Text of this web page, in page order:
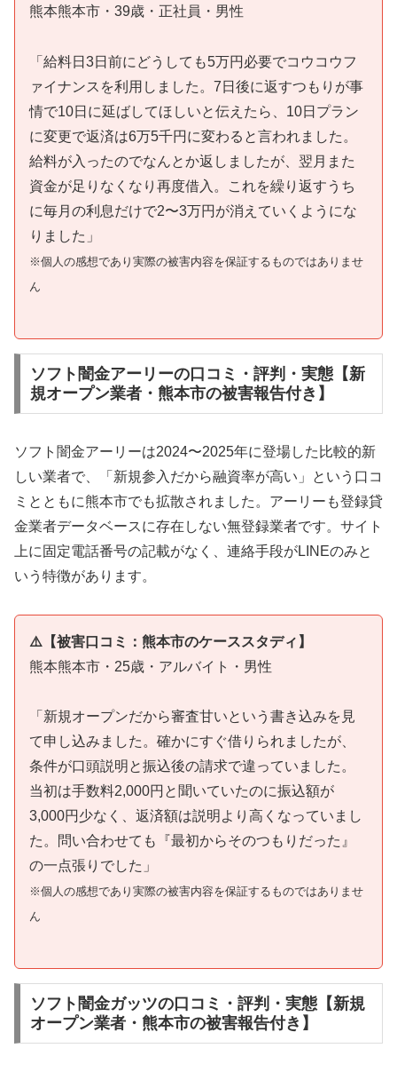
熊本熊本市・39歳・正社員・男性
「給料日3日前にどうしても5万円必要でコウコウフ
ァイナンスを利用しました。7日後に返すつもりが事
情で10日に延ばしてほしいと伝えたら、10日プラン
に変更で返済は6万5千円に変わると言われました。
給料が入ったのでなんとか返しましたが、翌月また
資金が足りなくなり再度借入。これを繰り返すうち
に毎月の利息だけで2〜3万円が消えていくようにな
りました」
※個人の感想であり実際の被害内容を保証するものではありませ
ん
ソフト闇金アーリーの口コミ・評判・実態【新
規オープン業者・熊本市の被害報告付き】
ソフト闇金アーリーは2024〜2025年に登場した比較的新
しい業者で、「新規参入だから融資率が高い」という口コ
ミとともに熊本市でも拡散されました。アーリーも登録貸
金業者データベースに存在しない無登録業者です。サイト
上に固定電話番号の記載がなく、連絡手段がLINEのみと
いう特徴があります。
⚠️【被害口コミ：熊本市のケーススタディ】
熊本熊本市・25歳・アルバイト・男性
「新規オープンだから審査甘いという書き込みを見
て申し込みました。確かにすぐ借りられましたが、
条件が口頭説明と振込後の請求で違っていました。
当初は手数料2,000円と聞いていたのに振込額が
3,000円少なく、返済額は説明より高くなっていまし
た。問い合わせても『最初からそのつもりだった』
の一点張りでした」
※個人の感想であり実際の被害内容を保証するものではありませ
ん
ソフト闇金ガッツの口コミ・評判・実態【新規
オープン業者・熊本市の被害報告付き】